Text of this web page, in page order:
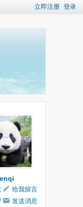
立即注册 登录
给我留言
发送消息